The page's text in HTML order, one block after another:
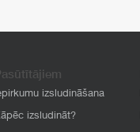
izsludināšana
izsludināt?